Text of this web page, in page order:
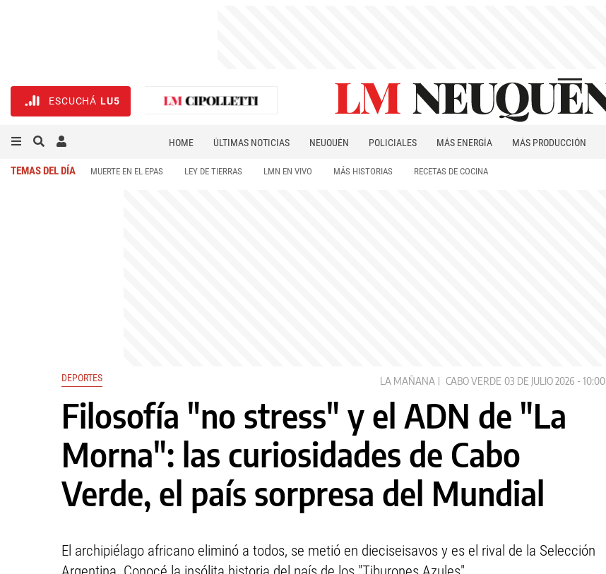
ESCUCHÁ LU5
HOME ÚLTIMAS NOTICIAS NEUQUÉN POLICIALES MÁS ENERGÍA MÁS PRODUCCIÓN
TEMAS DEL DÍA MUERTE EN EL EPAS LEY DE TIERRAS LMN EN VIVO MÁS HISTORIAS RECETAS DE COCINA
DEPORTES LA MAÑANA CABO VERDE 03 DE JULIO 2026 - 10:00
Filosofía "no stress" y el ADN de "La
Morna": las curiosidades de Cabo
Verde, el país sorpresa del Mundial
El archipiélago africano eliminó a todos, se metió en dieciseisavos y es el rival de la Selección